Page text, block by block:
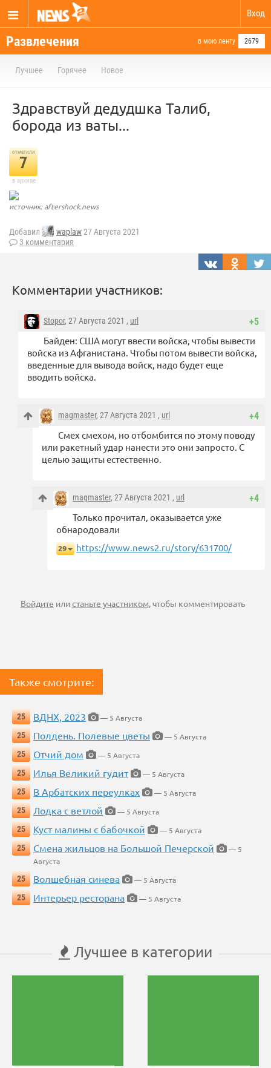
Вход
Развлечения в мою ленту 2679
Лучшее Горячее Новое
Здравствуй дедудшка Талиб,
борода из ваты...
отметили
7
в архиве
источник: aftershock.news
Добавил waplaw27 Августа 2021
3 комментария
Комментарии участников:
+5
Stopor, 27 Августа 2021 , url
Байден: США могут ввести войска, чтобы вывести
войска из Афганистана. Чтобы потом вывести войска,
введенные для вывода войск, надо будет еще
вводить войска.
+4
magmaster, 27 Августа 2021 , url
Смех смехом, но отбомбится по этому поводу
или ракетный удар нанести это они запросто. С
целью защиты естественно.
+4
magmaster, 27 Августа 2021 , url
Только прочитал, оказывается уже
обнародовали
29 https://www.news2.ru/story/631700/
Войдите илистаньте участником, чтобы комментировать
Также смотрите:
25 ВДНХ, 2023
— 5 Августа
25
Полдень. Полевые цветы
— 5 Августа
25
Отчий дом
— 5 Августа
25
Илья Великий гудит
— 5 Августа
25
В Арбатских переулках
— 5 Августа
25
Лодка с ветлой
— 5 Августа
25
Куст малины с бабочкой
— 5 Августа
25
Смена жильцов на Большой Печерской
— 5
Августа
25
Волшебная синева
— 5 Августа
25
Интерьер ресторана — 5 Августа
Лучшее в категории